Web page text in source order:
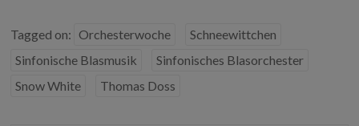
e
b
o
o
k
t
t
e
r
b
l
r
k
e
d
I
G
Tagged on: Orchesterwoche
Schneewittchen
Sinfonische Blasmusik
Sinfonisches Blasorchester
Snow White
Thomas Doss